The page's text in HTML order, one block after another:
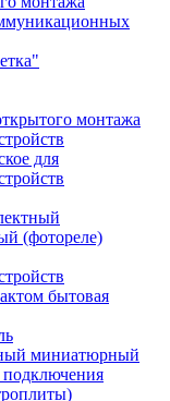
монтажа
для
(фотореле)
бытовая
миниатюрный